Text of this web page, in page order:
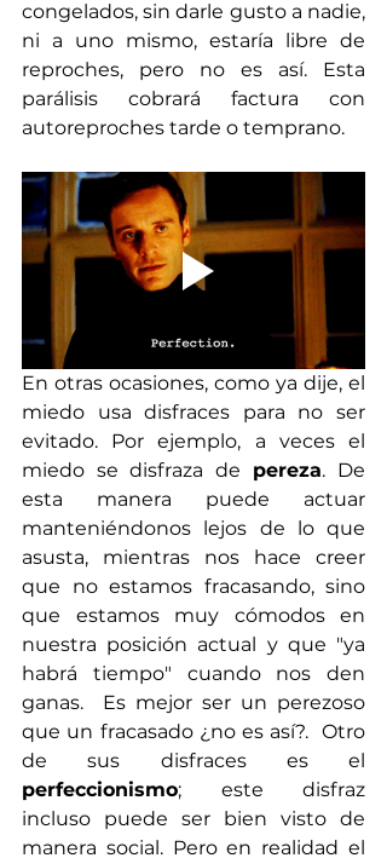
congelados, sin darle gusto a nadie,
ni a uno mismo, estaría libre de
reproches, pero no es así. Esta
parálisis cobrará factura con
autoreproches tarde o temprano.
En otras ocasiones, como ya dije, el
miedo usa disfraces para no ser
evitado. Por ejemplo, a veces el
miedo se disfraza de pereza. De
esta manera puede actuar
manteniéndonos lejos de lo que
asusta, mientras nos hace creer
que no estamos fracasando, sino
que estamos muy cómodos en
nuestra posición actual y que "ya
habrá tiempo" cuando nos den
ganas.  Es mejor ser un perezoso
que un fracasado ¿no es así?.  Otro
de sus disfraces es el
perfeccionismo; este disfraz
incluso puede ser bien visto de
manera social. Pero en realidad el